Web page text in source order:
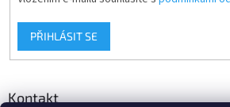
PŘIHLÁSIT SE
Kontakt